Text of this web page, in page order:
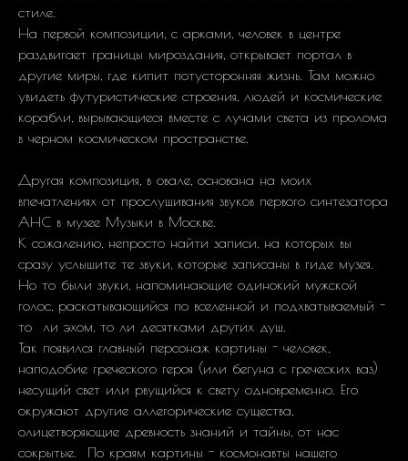
стиле.
На первой композиции, с арками, человек в центре
раздвигает границы мироздания, открывает портал в
другие миры, где кипит потусторонняя жизнь. Там можно
увидеть футуристические строения, людей и космические
корабли, вырывающиеся вместе с лучами света из пролома
в черном космическом пространстве.
Другая композиция, в овале, основана на моих
впечатлениях от прослушивания звуков первого синтезатора
АНС в музее Музыки в Москве.
К сожалению, непросто найти записи, на которых вы
сразу услышите те звуки, которые записаны в гиде музея.
Но то были звуки, напоминающие одинокий мужской
голос, раскатывающийся по вселенной и подхватываемый -
то ли эхом, то ли десятками других душ.
Так появился главный персонаж картины - человек,
наподобие греческого героя (или бегуна с греческих ваз)
несущий свет или рвущийся к свету одновременно. Его
окружают другие аллегорические существа,
олицетворяющие древность знаний и тайны, от нас
сокрытые. По краям картины - космонавты нашего